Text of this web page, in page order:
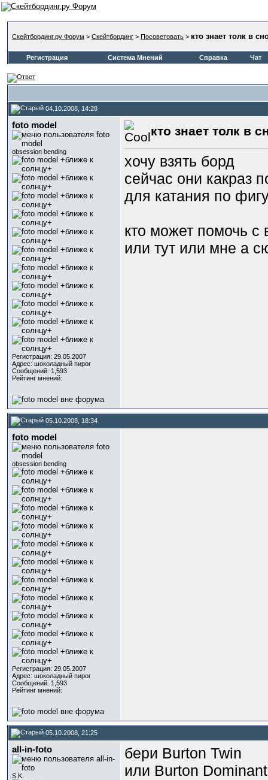
Скейтбординг.ру Форум > Скейтбординг > Посоветовать > кто знает толк в
Регистрация Система Мнений Справка Чат
04.10.2008, 14:28
foto model
obsession bending
Регистрация: 29.05.2007
Адрес: шоколадный пирог
Сообщений: 1,593
Рейтинг мнений:
кто знает толк в
хочу взять борд
сейчас они какраз
для катания по
кто может помочь
или тут или мне а
05.10.2008, 18:34
foto model
obsession bending
Регистрация: 29.05.2007
Адрес: шоколадный пирог
Сообщений: 1,593
Рейтинг мнений:
05.10.2008, 21:25
all-in-foto
S.K.
бери Burton Twin
или Burton